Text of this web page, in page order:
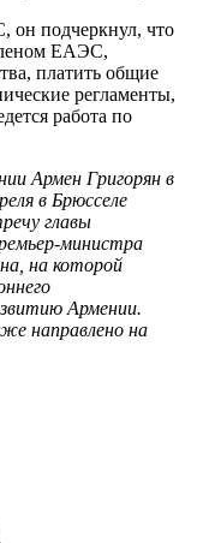
он подчеркнул, что
ЕАЭС,
платить общие
регламенты,
работа по
Армен Григорян в
в Брюсселе
главы
министра
на которой
Армении.
направлено на